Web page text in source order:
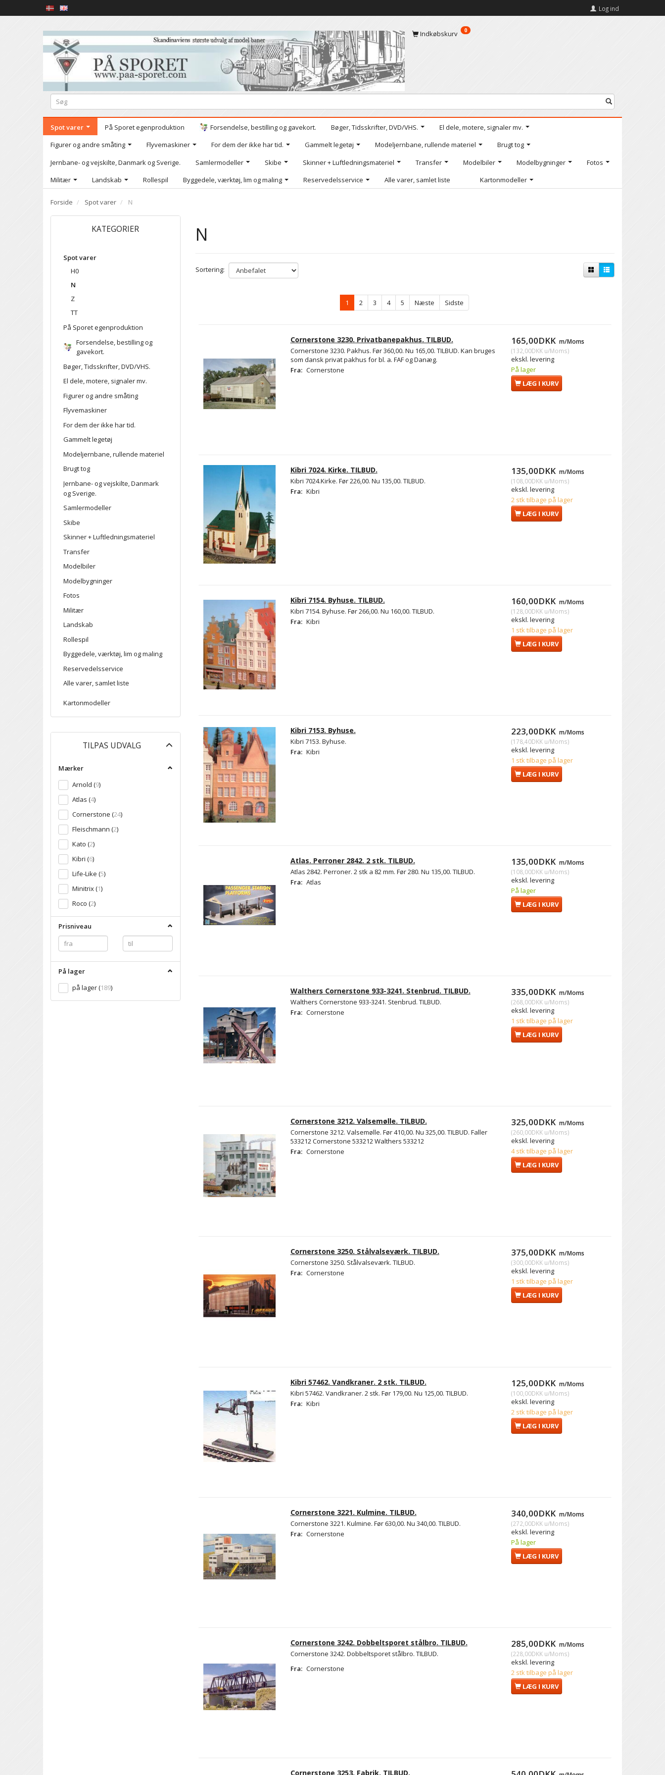
Log ind
Indkøbskurv 0
Spot varer På Sporet egenproduktion Forsendelse, bestilling og gavekort. Bøger, Tidsskrifter, DVD/VHS.
El dele, motere, signaler mv.
Figurer og andre småting
Flyvemaskiner For dem der ikke har tid. Gammelt legetøj Modeljernbane, rullende materiel
Brugt tog
Jernbane- og vejskilte, Danmark og Sverige.
Samlermodeller Skibe Skinner + Luftledningsmateriel Transfer Modelbiler Modelbygninger
Fotos
Militær
Landskab Rollespil Byggedele, værktøj, lim og maling Reservedelsservice Alle varer, samlet liste Kartonmodeller
Forside Spot varer N
KATEGORIER
Spot varer
H0
N
Z
TT
På Sporet egenproduktion
Forsendelse, bestilling og
gavekort.
Bøger, Tidsskrifter, DVD/VHS.
El dele, motere, signaler mv.
Figurer og andre småting
Flyvemaskiner
For dem der ikke har tid.
Gammelt legetøj
Modeljernbane, rullende materiel
Brugt tog
Jernbane- og vejskilte, Danmark
og Sverige.
Samlermodeller
Skibe
Skinner + Luftledningsmateriel
Transfer
Modelbiler
Modelbygninger
Fotos
Militær
Landskab
Rollespil
Byggedele, værktøj, lim og maling
Reservedelsservice
Alle varer, samlet liste
Kartonmodeller
TILPAS UDVALG
Mærker
Arnold (9)
Atlas (4)
Cornerstone (24)
Fleischmann (2)
Kato (2)
Kibri (6)
Life-Like (5)
Minitrix(1)
Roco (2)
Prisniveau
På lager
på lager(189)
N
Sortering:
1 2 3 4 5 Næste Sidste
Cornerstone 3230. Privatbanepakhus. TILBUD.
Cornerstone 3230. Pakhus. Før 360,00. Nu 165,00. TILBUD. Kan bruges
som dansk privat pakhus for bl. a. FAF og Danæg.
Fra: Cornerstone
165,00DKK m/Moms
(132,00DKKu/Moms)
ekskl. levering
På lager
LÆG I KURV
Kibri 7024. Kirke. TILBUD.
Kibri 7024.Kirke. Før 226,00. Nu 135,00. TILBUD.
Fra: Kibri
135,00DKK m/Moms
(108,00DKKu/Moms)
ekskl. levering
2 stk tilbage på lager
LÆG I KURV
Kibri 7154. Byhuse. TILBUD.
Kibri 7154. Byhuse. Før 266,00. Nu 160,00. TILBUD.
Fra: Kibri
160,00DKK m/Moms
(128,00DKKu/Moms)
ekskl. levering
1 stk tilbage på lager
LÆG I KURV
Kibri 7153. Byhuse.
Kibri 7153. Byhuse.
Fra: Kibri
223,00DKK m/Moms
(178,40DKKu/Moms)
ekskl. levering
1 stk tilbage på lager
LÆG I KURV
Atlas. Perroner 2842. 2 stk. TILBUD.
Atlas 2842. Perroner. 2 stk a 82 mm. Før 280. Nu 135,00. TILBUD.
Fra: Atlas
135,00DKK m/Moms
(108,00DKKu/Moms)
ekskl. levering
På lager
LÆG I KURV
Walthers Cornerstone 933-3241. Stenbrud. TILBUD.
Walthers Cornerstone 933-3241. Stenbrud. TILBUD.
Fra: Cornerstone
335,00DKK m/Moms
(268,00DKKu/Moms)
ekskl. levering
1 stk tilbage på lager
LÆG I KURV
Cornerstone 3212. Valsemølle. TILBUD.
Cornerstone 3212. Valsemølle. Før 410,00. Nu 325,00. TILBUD. Faller
533212 Cornerstone 533212 Walthers 533212
Fra: Cornerstone
325,00DKK m/Moms
(260,00DKKu/Moms)
ekskl. levering
4 stk tilbage på lager
LÆG I KURV
Cornerstone 3250. Stålvalseværk. TILBUD.
Cornerstone 3250. Stålvalseværk. TILBUD.
Fra: Cornerstone
375,00DKK m/Moms
(300,00DKKu/Moms)
ekskl. levering
1 stk tilbage på lager
LÆG I KURV
Kibri 57462. Vandkraner. 2 stk. TILBUD.
Kibri 57462. Vandkraner. 2 stk. Før 179,00. Nu 125,00. TILBUD.
Fra: Kibri
125,00DKK m/Moms
(100,00DKKu/Moms)
ekskl. levering
2 stk tilbage på lager
LÆG I KURV
Cornerstone 3221. Kulmine. TILBUD.
Cornerstone 3221. Kulmine. Før 630,00. Nu 340,00. TILBUD.
Fra: Cornerstone
340,00DKK m/Moms
(272,00DKKu/Moms)
ekskl. levering
På lager
LÆG I KURV
Cornerstone 3242. Dobbeltsporet stålbro. TILBUD.
Cornerstone 3242. Dobbeltsporet stålbro. TILBUD.
Fra: Cornerstone
285,00DKK m/Moms
(228,00DKKu/Moms)
ekskl. levering
2 stk tilbage på lager
LÆG I KURV
Cornerstone 3253. Fabrik. TILBUD.